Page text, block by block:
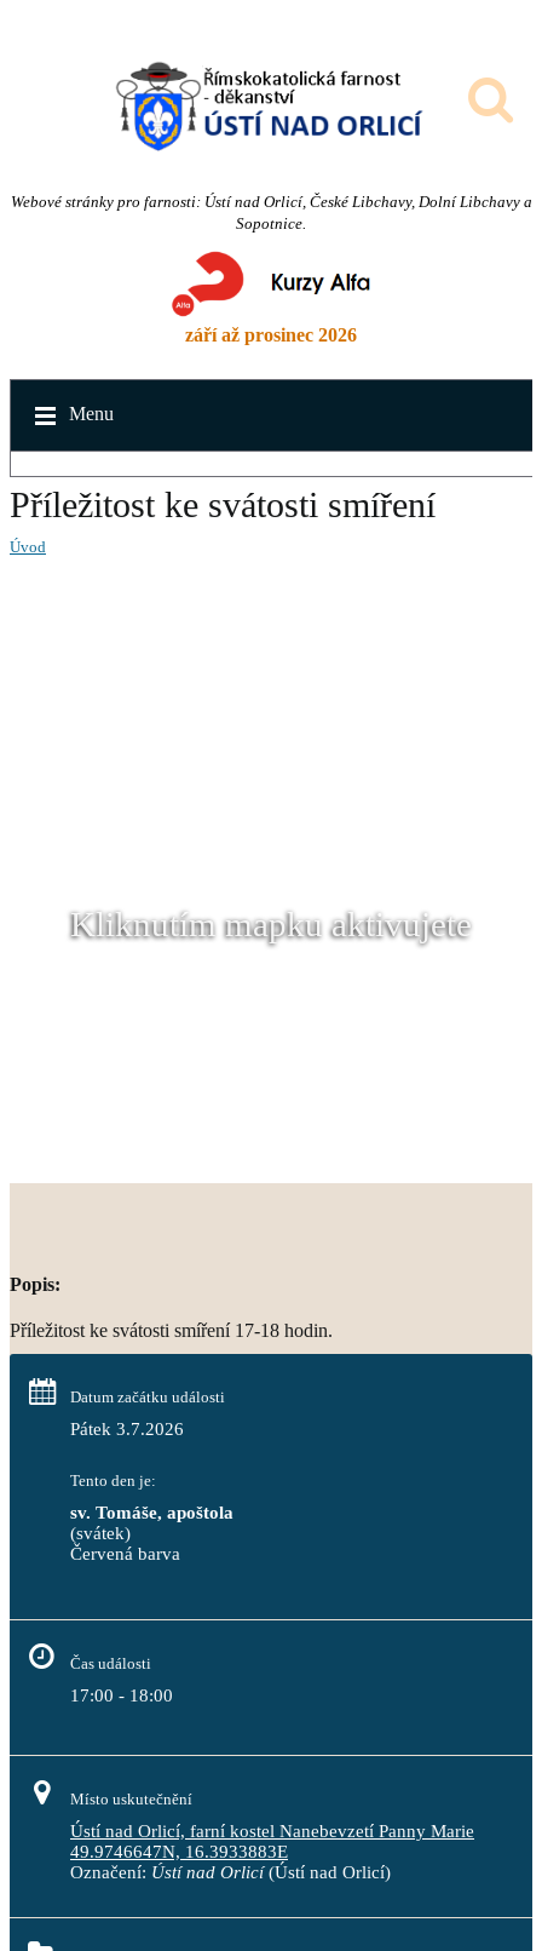
Webové stránky pro farnosti: Ústí nad Orlicí, České Libchavy, Dolní Libchavy a
Sopotnice.
září až prosinec 2026
Menu
Příležitost ke svátosti smíření
Úvod
Kliknutím mapku aktivujete
Popis:
Příležitost ke svátosti smíření 17-18 hodin.
Datum začátku události
Pátek 3.7.2026
Tento den je:
sv. Tomáše, apoštola
(svátek)
Červená barva
Čas události
17:00 - 18:00
Místo uskutečnění
Ústí nad Orlicí, farní kostel Nanebevzetí Panny Marie
49.9746647N, 16.3933883E
Označení: Ústí nad Orlicí(Ústí nad Orlicí)